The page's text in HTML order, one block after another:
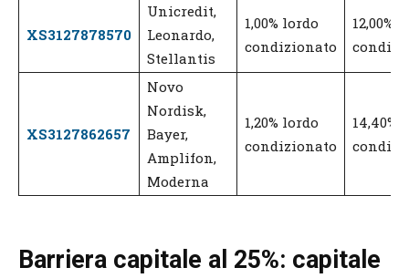
XS3127878570
Unicredit,
Leonardo,
Stellantis
1,00% lordo
condizionato
12,00%
XS3127862657
Novo
Nordisk,
Bayer,
Amplifon,
Moderna
1,20% lordo
condizionato
14,40%
Barriera capitale al 25%: capitale